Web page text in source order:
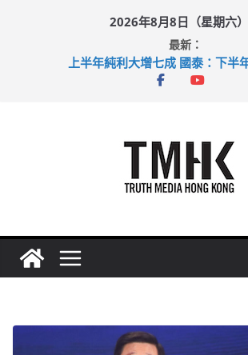
2026年8月8日（星期六）
最新：
上半年純利大增七成 國泰：下半
拜仁熱身賽挫維拉 啟德主場